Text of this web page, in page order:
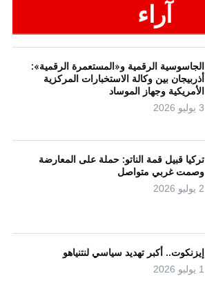
آراء
الجاسوسية الرقمية و«المستعمرة الرقمية»:
أذربيجان بين وكالة الاستخبارات المركزية
الأمريكية وجهاز الموساد
3 يوليو 2026
تركيا قبيل قمة الناتو: حملة على المعارضة
وصمت غربي متواصل
2 يوليو 2026
إيزنكوت.. أكبر تهديد سياسي لنتنياهو
1 يوليو 2026